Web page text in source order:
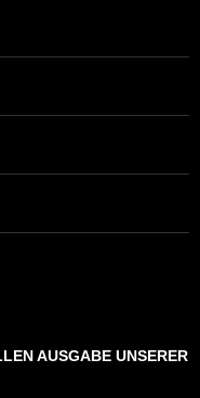
AUSGABE UNSERER